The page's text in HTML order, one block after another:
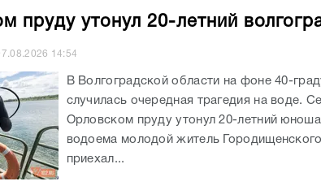
пруду утонул 20-летний
14:54
В Волгоградской области на фоне 40-
случилась очередная трагедия на воде.
Орловском пруду утонул 20-летний
водоема молодой житель
приехал...